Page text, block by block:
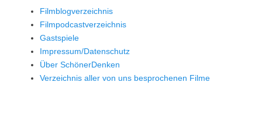
Filmblogverzeichnis
Filmpodcastverzeichnis
Gastspiele
Impressum/Datenschutz
Über SchönerDenken
Verzeichnis aller von uns besprochenen Filme